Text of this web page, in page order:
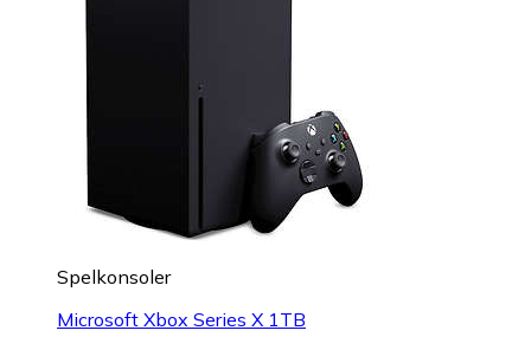
Spelkonsoler
Microsoft Xbox Series X 1TB